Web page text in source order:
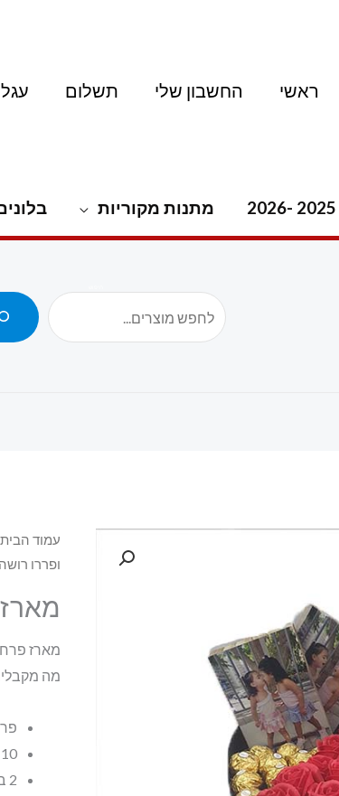
ראשי החשבון שלי תשלום
מתנות מקוריות
עמוד הבית
ופררו רושה
מארז
מה
10 יחידות פררו רושה
2 בלוק עץ 10X15 עם תמונה